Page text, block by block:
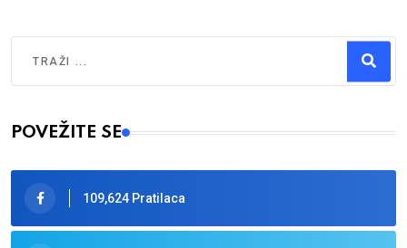
Type 2 or more characters for results.
POVEŽITE SE
109,624 Pratilaca